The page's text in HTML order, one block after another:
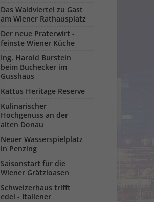
Das Waldviertel zu Gast
am Wiener Rathausplatz
Der neue Praterwirt -
feinste Wiener Küche
Ing. Harold Burstein
beim Buchecker im
Gusshaus
Kattus Heritage Reserve
Kulinarischer
Hochgenuss an der
alten Donau
Neuer Wasserspielplatz
in Penzing
Saisonstart für die
Wiener Grätzloasen
Schweizerhaus trifft
edel - Italiener